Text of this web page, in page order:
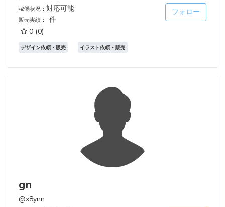
稼働状況： 対応可能
販売実績： -件
0 (0)
フォロー
デザイン依頼・販売 イラスト依頼・販売
gn
@x8ynn